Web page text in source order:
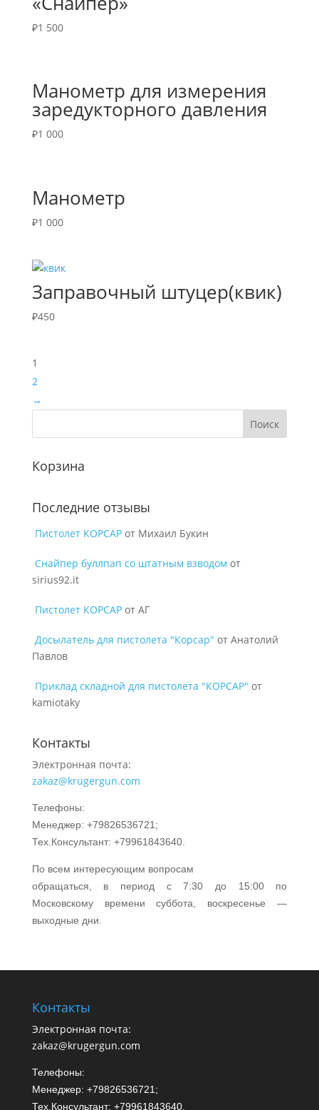
₽1 500
Манометр для измерения
заредукторного давления
₽1 000
Манометр
₽1 000
Заправочный штуцер(квик)
₽450
1
2
→
Корзина
Последние отзывы
Пистолет КОРСАР от Михаил Букин
Снайпер буллпап со штатным взводом от
sirius92.it
Пистолет КОРСАР от АГ
Досылатель для пистолета "Корсар" от Анатолий
Павлов
Приклад складной для пистолета "КОРСАР" от
kamiotaky
Контакты
Электронная почта:
zakaz@krugergun.com
Телефоны:
Менеджер: +79826536721;
Тех.Консультант: +79961843640.
По всем интересующим вопросам
обращаться, в период с 7:30 до 15:00 по
Московскому времени суббота, воскресенье —
выходные дни.
Контакты
Электронная почта:
zakaz@krugergun.com
Телефоны:
Менеджер: +79826536721;
Тех.Консультант: +79961843640.